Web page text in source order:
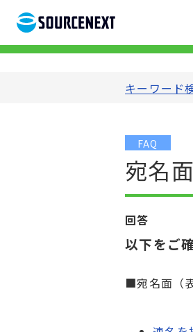
キーワード
FAQ
宛名
回答
以下をご
■宛名面（